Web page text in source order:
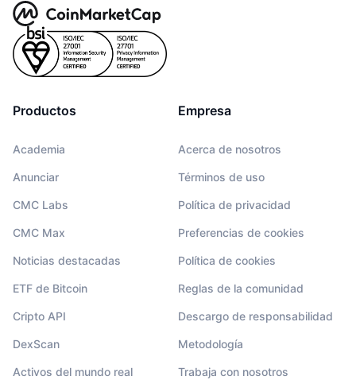
Productos
Academia
Anunciar
CMC Labs
CMC Max
Noticias destacadas
ETF de Bitcoin
Cripto API
DexScan
Activos del mundo real
Empresa
Acerca de nosotros
Términos de uso
Política de privacidad
Preferencias de cookies
Política de cookies
Reglas de la comunidad
Descargo de responsabilidad
Metodología
Trabaja con nosotros